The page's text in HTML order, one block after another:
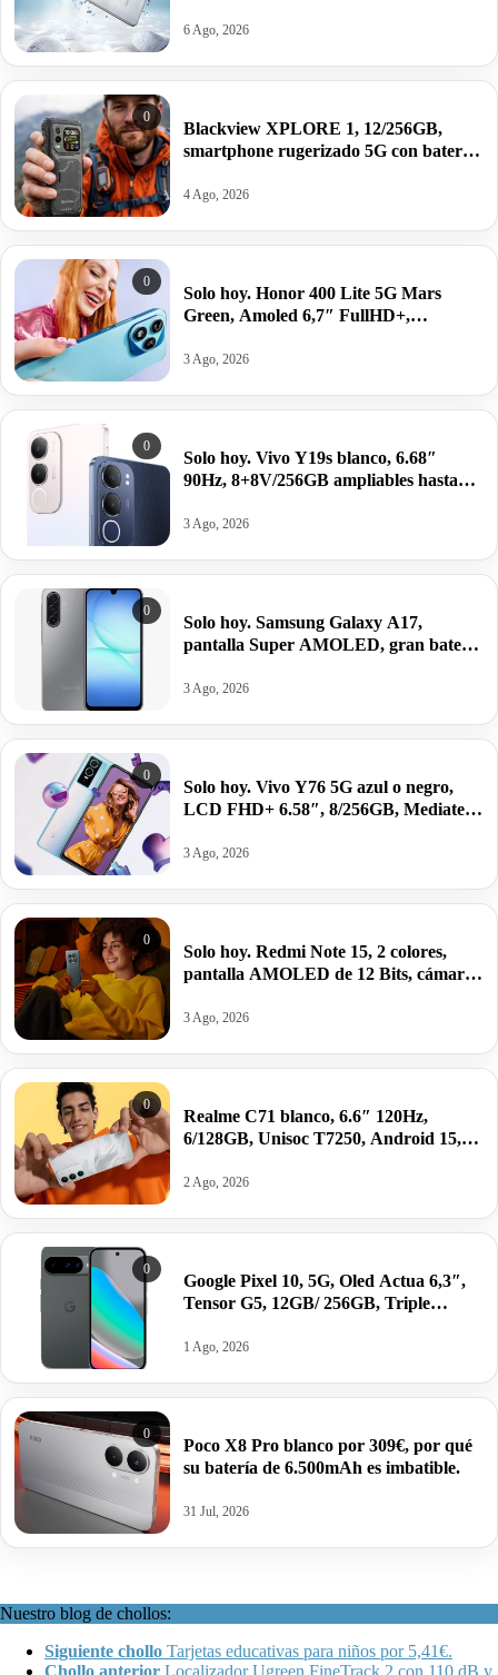
6 Ago, 2026
0
Blackview XPLORE 1, 12/256GB,
smartphone rugerizado 5G con batería
216,95€.
4 Ago, 2026
0
Solo hoy. Honor 400 Lite 5G Mars
Green, Amoled 6,7″ FullHD+,
por 168,20€.
3 Ago, 2026
0
Solo hoy. Vivo Y19s blanco, 6.68″
90Hz, 8+8V/256GB ampliables hasta
5150mAh/44W por 84,91€.
3 Ago, 2026
0
Solo hoy. Samsung Galaxy A17,
pantalla Super AMOLED, gran batería
antes 199,99€.
3 Ago, 2026
0
Solo hoy. Vivo Y76 5G azul o negro,
LCD FHD+ 6.58″, 8/256GB, Mediatek
92,90€.
3 Ago, 2026
0
Solo hoy. Redmi Note 15, 2 colores,
pantalla AMOLED de 12 Bits, cámara
6000mAh por 140,97€.
3 Ago, 2026
0
Realme C71 blanco, 6.6″ 120Hz,
6/128GB, Unisoc T7250, Android 15,
2 Ago, 2026
0
Google Pixel 10, 5G, Oled Actua 6,3″,
Tensor G5, 12GB/ 256GB, Triple
por 599€.
1 Ago, 2026
0
Poco X8 Pro blanco por 309€, por qué
su batería de 6.500mAh es imbatible.
31 Jul, 2026
Nuestro blog de chollos:
Siguiente chollo Tarjetas educativas para niños por 5,41€.
Chollo anterior Localizador Ugreen FineTrack 2 con 110 dB y